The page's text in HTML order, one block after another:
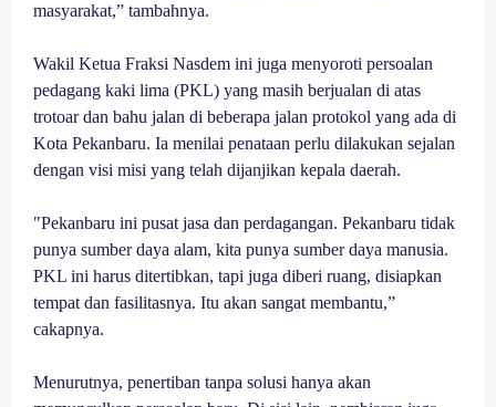
masyarakat,” tambahnya.
Wakil Ketua Fraksi Nasdem ini juga menyoroti persoalan
pedagang kaki lima (PKL) yang masih berjualan di atas
trotoar dan bahu jalan di beberapa jalan protokol yang ada di
Kota Pekanbaru. Ia menilai penataan perlu dilakukan sejalan
dengan visi misi yang telah dijanjikan kepala daerah.
"Pekanbaru ini pusat jasa dan perdagangan. Pekanbaru tidak
punya sumber daya alam, kita punya sumber daya manusia.
PKL ini harus ditertibkan, tapi juga diberi ruang, disiapkan
tempat dan fasilitasnya. Itu akan sangat membantu,”
cakapnya.
Menurutnya, penertiban tanpa solusi hanya akan